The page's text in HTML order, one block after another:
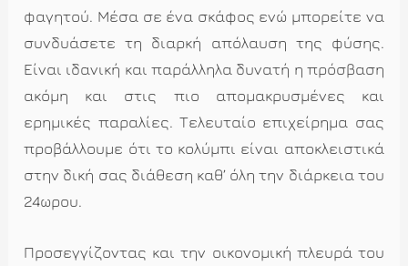
φαγητού. Μέσα σε ένα σκάφος ενώ μπορείτε να
συνδυάσετε τη διαρκή απόλαυση της φύσης.
Είναι ιδανική και παράλληλα δυνατή η πρόσβαση
ακόμη και στις πιο απομακρυσμένες και
ερημικές παραλίες. Τελευταίο επιχείρημα σας
προβάλλουμε ότι το κολύμπι είναι αποκλειστικά
στην δική σας διάθεση καθ’ όλη την διάρκεια του
24ωρου.
Προσεγγίζοντας και την οικονομική πλευρά του